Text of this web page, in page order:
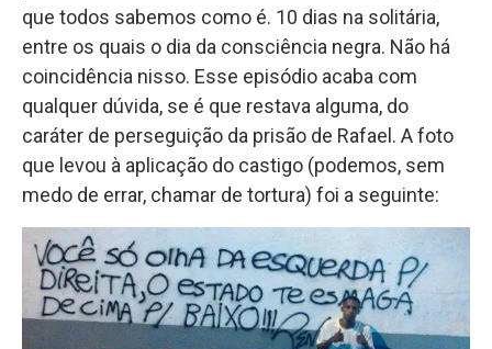
que todos sabemos como é. 10 dias na solitária,
entre os quais o dia da consciência negra. Não há
coincidência nisso. Esse episódio acaba com
qualquer dúvida, se é que restava alguma, do
caráter de perseguição da prisão de Rafael. A foto
que levou à aplicação do castigo (podemos, sem
medo de errar, chamar de tortura) foi a seguinte: